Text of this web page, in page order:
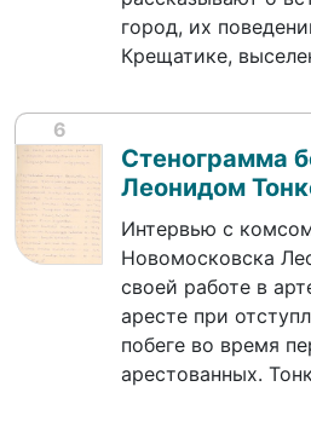
город, их
Крещатике,
6
Стенограмма
Леонидом
Интервью с
Новомосковска
своей работе в
аресте при
побеге во время
арестованных.